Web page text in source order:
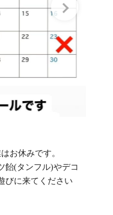
お休みです。
飴(タンフル)やデコ
びに来てください